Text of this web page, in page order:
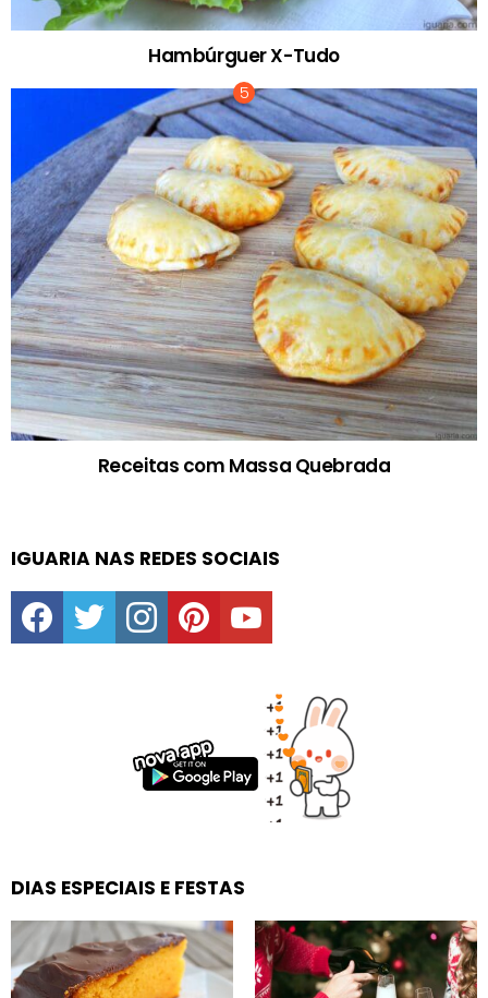
Hambúrguer X-Tudo
Receitas com Massa Quebrada
IGUARIA NAS REDES SOCIAIS
facebooktwitter instagrampinterestyoutube
DIAS ESPECIAIS E FESTAS